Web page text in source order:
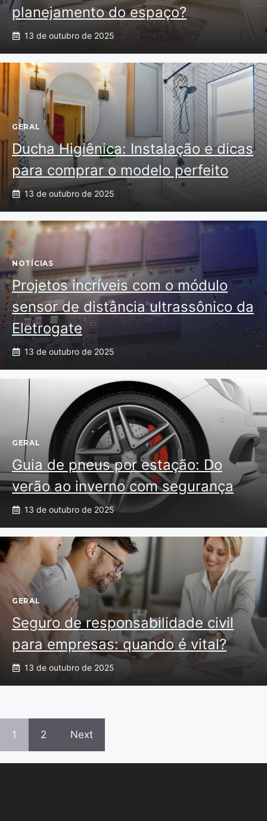
planejamento do espaço?
13 de outubro de 2025
GERAL
Ducha Higiênica: Instalação e dicas
para comprar o modelo perfeito
13 de outubro de 2025
NOTÍCIAS
Projetos incríveis com o módulo
sensor de distância ultrassônico da
Eletrogate
13 de outubro de 2025
GERAL
Guia de pneus por estação: Do
verão ao inverno com segurança
13 de outubro de 2025
GERAL
Seguro de responsabilidade civil
para empresas: quando é vital?
13 de outubro de 2025
1 2 Next